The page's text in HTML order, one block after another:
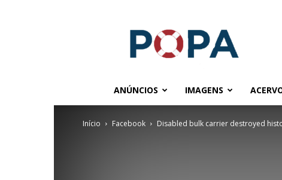
ANÚNCIOS IMAGENS
Início Facebook Disabled bulk carrier destroyed